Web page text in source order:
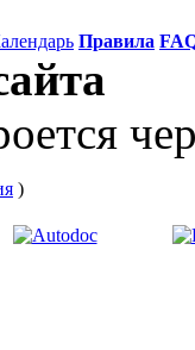
Правила
)